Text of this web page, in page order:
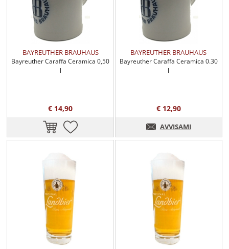
BAYREUTHER BRAUHAUS
Bayreuther Caraffa Ceramica 0,50
l
€ 14,90
BAYREUTHER BRAUHAUS
Bayreuther Caraffa Ceramica 0.30
l
€ 12,90
AVVISAMI